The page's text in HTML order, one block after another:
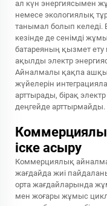
ал күн энергиясымен
немесе экологиялық
танымал болып келеді.
кезінде де сенімді
батареяның қызмет ету
ақылды электр
Айналмалы қақпа
жүйелерін интеграциялау
арттырады, бірақ
деңгейде арттырмайды.
іске асыру
Коммерциялық
жағдайда жиі
орта жағдайларында
мен жоғары жұмыс